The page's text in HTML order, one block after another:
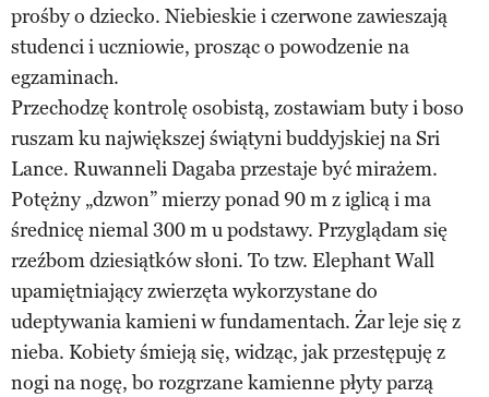
prośby o dziecko. Niebieskie i czerwone zawieszają
studenci i uczniowie, prosząc o powodzenie na
egzaminach.
Przechodzę kontrolę osobistą, zostawiam buty i boso
ruszam ku największej świątyni buddyjskiej na Sri
Lance. Ruwanneli Dagaba przestaje być mirażem.
Potężny „dzwon” mierzy ponad 90 m z iglicą i ma
średnicę niemal 300 m u podstawy. Przyglądam się
rzeźbom dziesiątków słoni. To tzw. Elephant Wall
upamiętniający zwierzęta wykorzystane do
udeptywania kamieni w fundamentach. Żar leje się z
nieba. Kobiety śmieją się, widząc, jak przestępuję z
nogi na nogę, bo rozgrzane kamienne płyty parzą